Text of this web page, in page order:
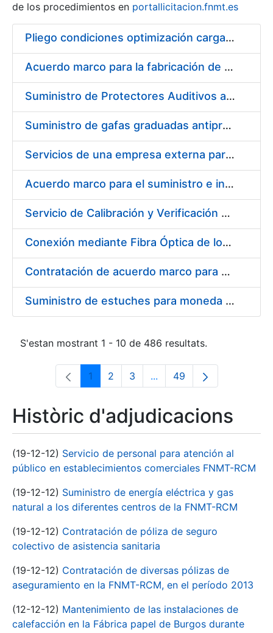
Mostra/Amaga
de los procedimientos en portallicitacion.fnmt.es
Pliego condiciones optimización cargas compras firmado
Acuerdo marco para la fabricación de piezas
Suministro de Protectores Auditivos a medida para las personas trabajadoras de los Centros de Trabajo de Madrid y Burgos
Suministro de gafas graduadas antiproyecciones para los trabajadores de la FNMT-RCM en los centros de trabajo de Madrid y Burgos
Servicios de una empresa externa para el asesoramiento y resolución de los recursos de alzada que se presentan relacionados con procesos de selección para la FNMT-RCM
Acuerdo marco para el suministro e instalación de persianas, estores y otros complementos
Servicio de Calibración y Verificación Externa de los Equipos de Medición del Servicio de Prevención de la FNMT-RCM
Conexión mediante Fibra Óptica de los Centros de Proceso de Datos (CPDs) de las sedes de la FNMT-RCM de Burgos y Madrid
Contratación de acuerdo marco para el Suministro de Material de Electricidad para la Fábrica Nacional de Moneda y Timbre-Real Casa de la Moneda en su centro de trabajo de Burgos
Suministro de estuches para moneda de 30 €
S'estan mostrant 1 - 10 de 486 resultats.
Pàgina
1 Pàgina
2 Pàgina
3 ...Pàgines intermèdies
Pàgina
49
Històric d'adjudicacions
(19-12-12) Servicio de personal para atención al
público en establecimientos comerciales FNMT-RCM
(19-12-12) Suministro de energía eléctrica y gas
natural a los diferentes centros de la FNMT-RCM
(19-12-12) Contratación de póliza de seguro
colectivo de asistencia sanitaria
(19-12-12) Contratación de diversas pólizas de
aseguramiento en la FNMT-RCM, en el período 2013
(12-12-12) Mantenimiento de las instalaciones de
calefacción en la Fábrica papel de Burgos durante